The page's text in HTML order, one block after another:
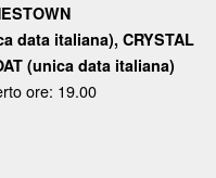
data italiana), CRYSTAL
(unica data italiana)
ore: 19.00